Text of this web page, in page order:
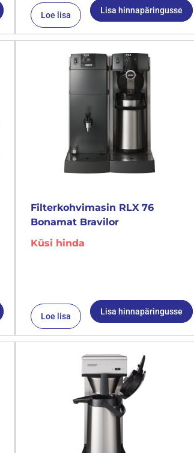
Loe lisa Lisa hinnapäringusse
Filterkohvimasin RLX 76
Bonamat Bravilor
Küsi hinda
Loe lisa Lisa hinnapäringusse